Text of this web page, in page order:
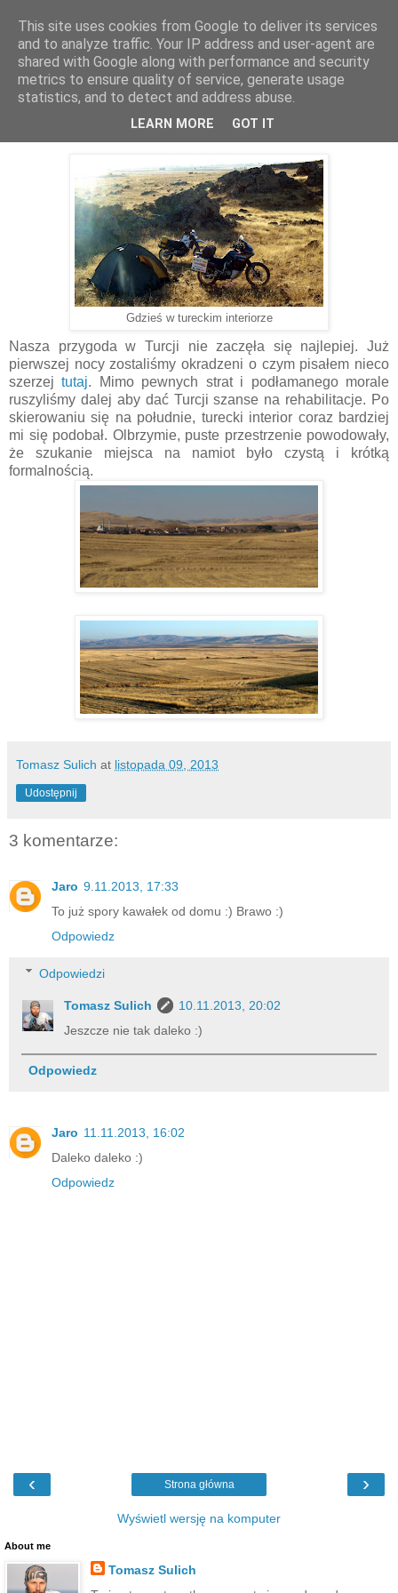
Kieszenie Pełne Piasku
9.11.2013
Przedsmak Turcji
Gdzieś w tureckim interiorze
Nasza przygoda w Turcji nie zaczęła się najlepiej. Już
pierwszej nocy zostaliśmy okradzeni o czym pisałem nieco
szerzejtutaj. Mimo pewnych strat i podłamanego morale
ruszyliśmy dalej aby dać Turcji szanse na rehabilitacje. Po
skierowaniu się na południe, turecki interior coraz bardziej
mi się podobał. Olbrzymie, puste przestrzenie powodowały,
że szukanie miejsca na namiot było czystą i krótką
formalnością.
Tomasz Sulich at listopada 09, 2013
Udostępnij
3 komentarze:
Jaro 9.11.2013, 17:33
To już spory kawałek od domu :) Brawo :)
Odpowiedz
Odpowiedzi
Tomasz Sulich
10.11.2013, 20:02
Jeszcze nie tak daleko :)
Odpowiedz
Jaro 11.11.2013, 16:02
Daleko daleko :)
Odpowiedz
‹ ›
Strona główna
Wyświetl wersję na komputer
About me
Tomasz Sulich
This site uses cookies from Google to deliver its services
and to analyze traffic. Your IP address and user-agent are
shared with Google along with performance and security
metrics to ensure quality of service, generate usage
statistics, and to detect and address abuse.
LEARN MORE GOT IT